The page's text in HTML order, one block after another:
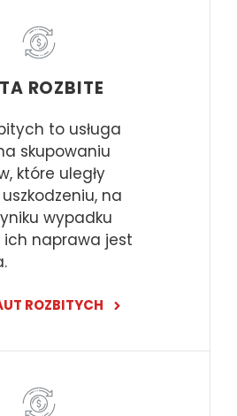
ROZBITE
to usługa
skupowaniu
które uległy
na
wypadku
naprawa jest
ROZBITYCH